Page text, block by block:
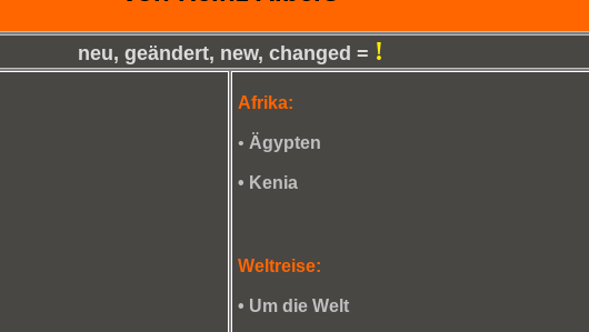
neu, geändert, new, changed = !
Afrika:
• Ägypten
• Kenia
Weltreise:
• Um die Welt